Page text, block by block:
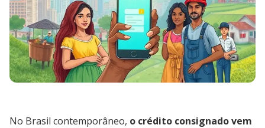
No Brasil contemporâneo, o crédito consignado vem